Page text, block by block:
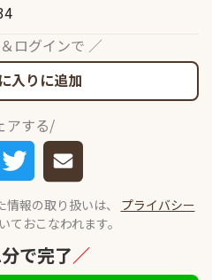
ログインで ／
入りに追加
アする/
報の取り扱いは、 プライバシー
ておこなわれます。
で完了／